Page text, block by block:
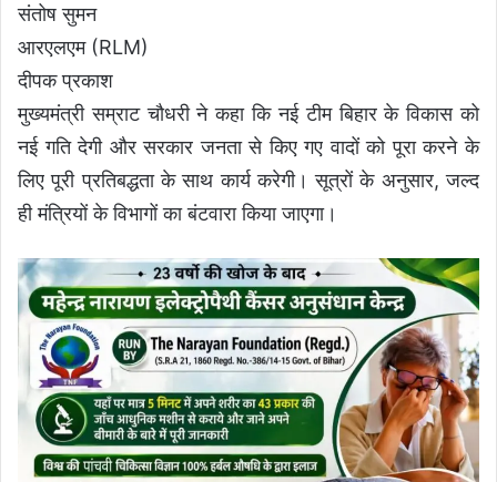
संतोष सुमन
आरएलएम (RLM)
दीपक प्रकाश
मुख्यमंत्री सम्राट चौधरी ने कहा कि नई टीम बिहार के विकास को
नई गति देगी और सरकार जनता से किए गए वादों को पूरा करने के
लिए पूरी प्रतिबद्धता के साथ कार्य करेगी। सूत्रों के अनुसार, जल्द
ही मंत्रियों के विभागों का बंटवारा किया जाएगा।